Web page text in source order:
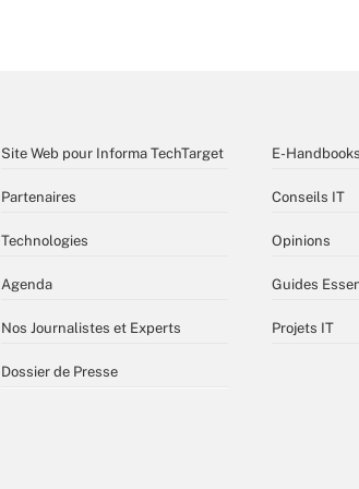
Site Web pour Informa TechTarget
Partenaires
Technologies
Agenda
Nos Journalistes et Experts
Dossier de Presse
E-Handbooks
Conseils IT
Opinions
Guides
Projets IT